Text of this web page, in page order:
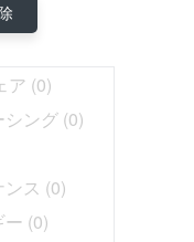
ア (0)
シング (0)
ス (0)
ー (0)